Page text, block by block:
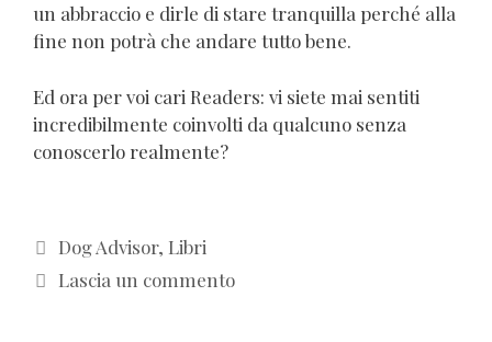
un abbraccio e dirle di stare tranquilla perché alla
fine non potrà che andare tutto bene.
Ed ora per voi cari Readers: vi siete mai sentiti
incredibilmente coinvolti da qualcuno senza
conoscerlo realmente?
Categorie
Dog Advisor, Libri
Lascia un commento